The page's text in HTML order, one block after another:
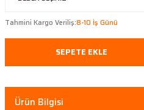
Tahmini Kargo Veriliş:8-10 İş Günü
SEPETE EKLE
Ürün Bilgisi